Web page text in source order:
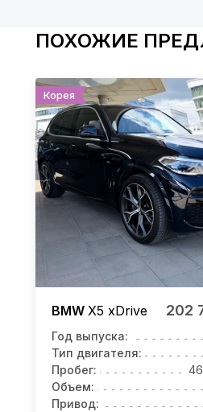
ПОХОЖИЕ
Корея
BMW X5 xDrive 202
Год выпуска:
Тип двигателя:
Пробег:
Объем:
Привод: